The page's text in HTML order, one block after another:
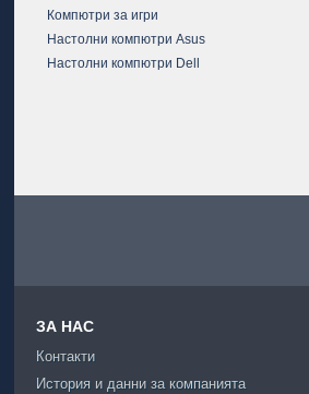
Компютри за игри
Настолни компютри Asus
Настолни компютри Dell
ЗА НАС
Контакти
История и данни за компанията